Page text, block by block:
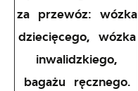
za przewóz: wózka
dziecięcego, wózka
inwalidzkiego,
bagażu ręcznego.